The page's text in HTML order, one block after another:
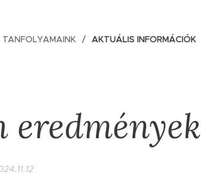
TANFOLYAMAINK AKTUÁLIS INFORMÁCIÓK
eredmények